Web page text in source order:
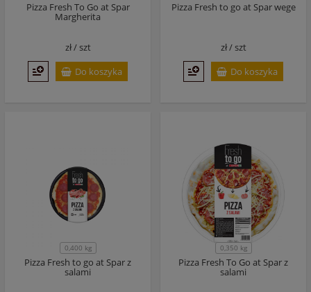
Pizza Fresh To Go at Spar
Margherita
zł /szt
Do koszyka
Pizza Fresh to go at Spar wege
zł /szt
Do koszyka
0,400 kg
Pizza Fresh to go at Spar z
salami
0,350 kg
Pizza Fresh To Go at Spar z
salami